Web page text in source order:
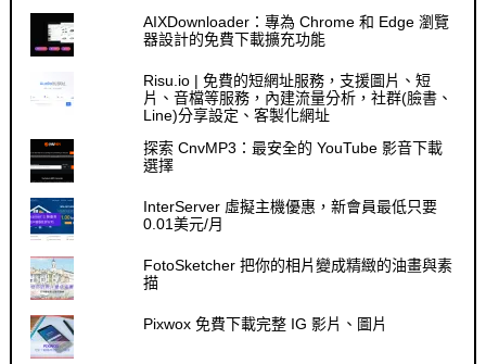
AIXDownloader：專為 Chrome 和 Edge 瀏覽
器設計的免費下載擴充功能
Risu.io | 免費的短網址服務，支援圖片、短
片、音檔等服務，內建流量分析，社群(臉書、
Line)分享設定、客製化網址
探索 CnvMP3：最安全的 YouTube 影音下載
選擇
InterServer 虛擬主機優惠，新會員最低只要
0.01美元/月
FotoSketcher 把你的相片變成精緻的油畫與素
描
Pixwox 免費下載完整 IG 影片、圖片